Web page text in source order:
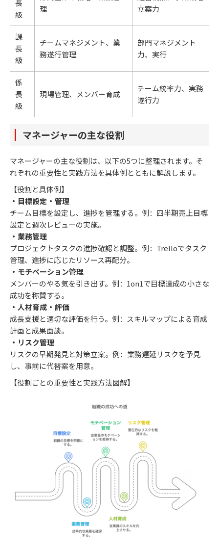
長
級
理
立案力
課
長
級
チームマネジメント、業
務遂行管理
部門マネジメント
力、実行
係
長
級
現場管理、メンバー育成
チーム統率力、実務
遂行力
マネージャーの主な役割
マネージャーの主な役割は、以下の5つに整理されます。そ
れぞれの重要性と実践方法を具体例とともに解説します。
【役割と具体例】
・目標設定・管理
チーム目標を設定し、進捗を管理する。例：四半期売上目標
設定と週次レビューの実施。
・業務管理
プロジェクトタスクの進捗確認と調整。例：Trelloでタスク
管理、進捗に応じたリソース再配分。
・モチベーション管理
メンバーのやる気を引き出す。例：1on1で目標達成の小さな
成功を称賛する。
・人材育成・評価
成長支援と適切な評価を行う。例：スキルマップによる育成
計画と成果面談。
・リスク管理
リスクの早期発見と対策立案。例：業務遅延リスクを予見
し、事前に代替案を用意。
【役割ごとの重要性と実践方法図解】